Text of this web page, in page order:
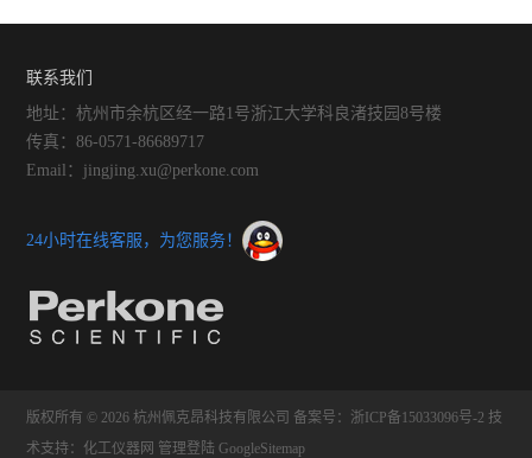
联系我们
地址：杭州市余杭区经一路1号浙江大学科良渚技园8号楼
传真：86-0571-86689717
Email：jingjing.xu@perkone.com
24小时在线客服，为您服务！
版权所有 © 2026 杭州佩克昂科技有限公司 备案号：浙ICP备15033096号-2 技
术支持： 化工仪器网 管理登陆 GoogleSitemap